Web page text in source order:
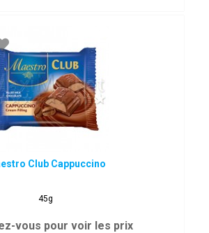
Club Cappuccino
45g
vous pour voir les prix